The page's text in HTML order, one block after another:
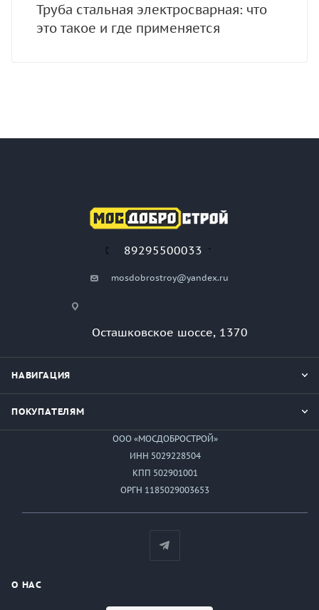
Труба стальная электросварная: что
это такое и где применяется
89295500033
mosdobrostroy@yandex.ru
Осташковское шоссе, 1370
НАВИГАЦИЯ
ПОКУПАТЕЛЯМ
ООО «МОСДОБРОСТРОЙ»
ИНН 5029228504
КПП 502901001
ОРГН 1185029003653
О НАС